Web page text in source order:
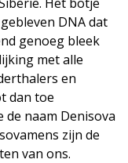
DNA dat
genoeg bleek
met alle
en
dan toe
naam Denisova
zijn de
van ons.